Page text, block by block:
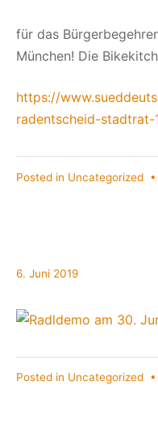
für das
München! Die
https://
radentscheid-stadtrat-
Posted in Uncategorized •
6. Juni 20196.
Posted in Uncategorized •